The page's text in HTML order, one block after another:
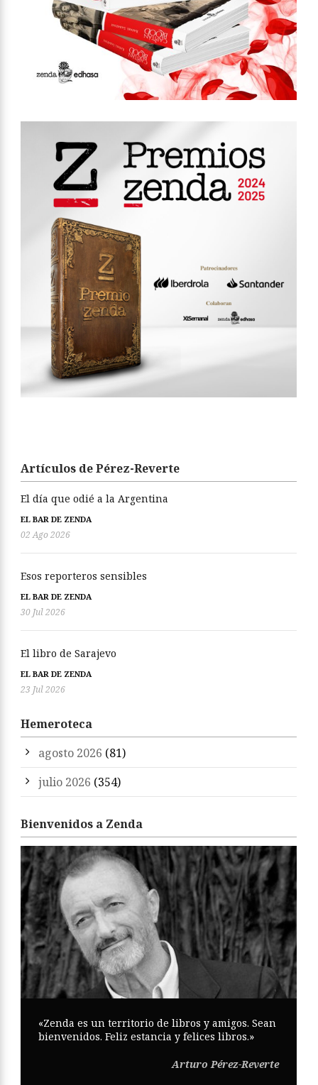
Artículos de Pérez-Reverte
El día que odié a la Argentina
EL BAR DE ZENDA
02 Ago 2026
Esos reporteros sensibles
EL BAR DE ZENDA
30 Jul 2026
El libro de Sarajevo
EL BAR DE ZENDA
23 Jul 2026
Hemeroteca
agosto 2026 (81)
julio 2026 (354)
Bienvenidos a Zenda
«Zenda es un territorio de libros y amigos. Sean
bienvenidos. Feliz estancia y felices libros.»
Arturo Pérez-Reverte